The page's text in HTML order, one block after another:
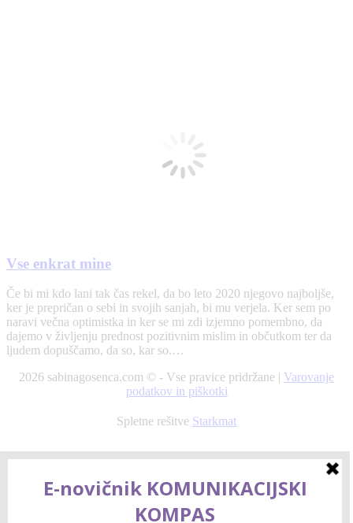
Vse enkrat mine
Če bi mi kdo lani tak čas rekel, da bo leto 2020 njegovo najboljše,
ker je prepričan o sebi in svojih sanjah, bi mu verjela. Ker sem po
naravi večna optimistka in ker se mi zdi izjemno pomembno, da
dajemo v življenju prednost pozitivnim mislim in občutkom ter da
ljudem dopuščamo, da so, kar so.…
2026 sabinagosenca.com © - Vse pravice pridržane | Varovanje
podatkov in piškotki
Spletne rešitve Starkmat